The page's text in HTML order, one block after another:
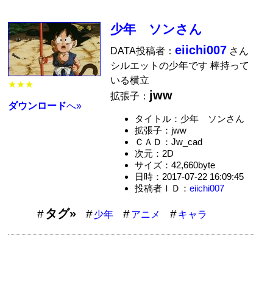
★★★
ダウンロードへ»
少年 ソンさん
DATA投稿者：eiichi007 さん
シルエットの少年です 棒持って
いる横立
拡張子： jww
タイトル：少年 ソンさん
拡張子：jww
ＣＡＤ：Jw_cad
次元：2D
サイズ：42,660byte
日時：2017-07-22 16:09:45
投稿者ＩＤ： eiichi007
タグ» 少年 アニメ キャラ